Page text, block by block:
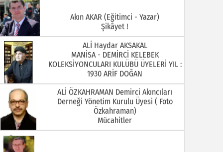
Akın AKAR (Eğitimci - Yazar)
Şikâyet !
ALİ Haydar AKSAKAL
MANİSA - DEMİRCİ KELEBEK
KOLEKSİYONCULARI KULÜBÜ ÜYELERİ YIL :
1930 ARİF DOĞAN
ALİ ÖZKAHRAMAN Demirci Akıncıları
Derneği Yönetim Kurulu Üyesi ( Foto
Özkahraman)
Mücahitler